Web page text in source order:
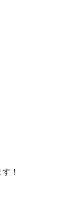
！